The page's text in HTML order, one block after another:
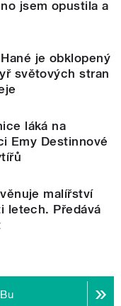
jsem opustila a
je obklopený
světových stran
láká na
Emy Destinnové
malířství
letech. Předává